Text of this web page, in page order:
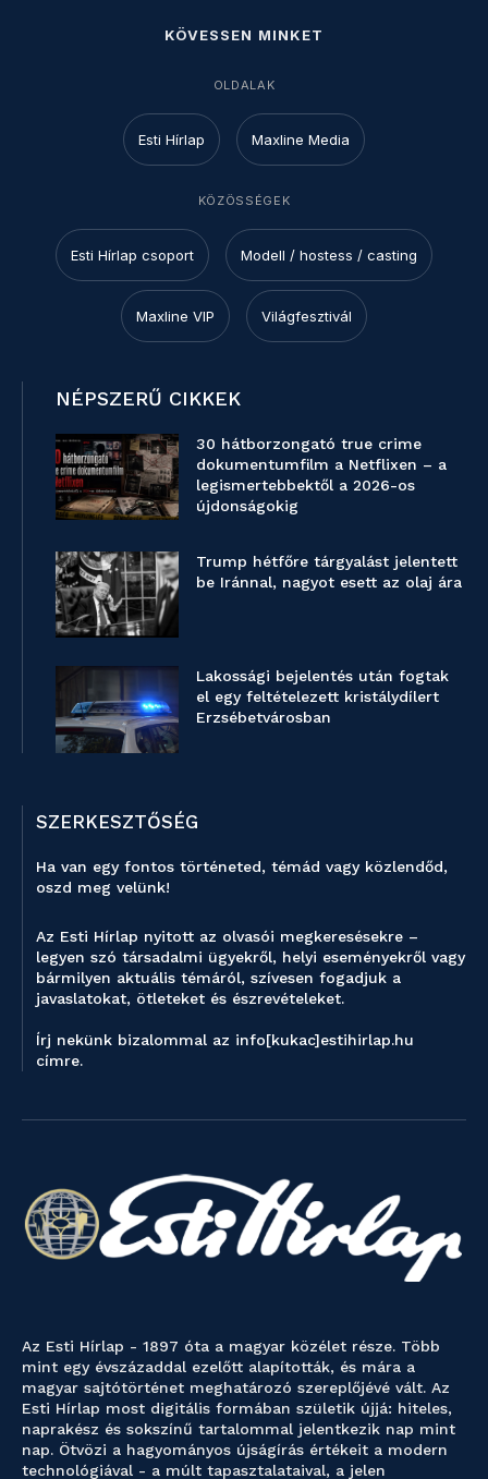
KÖVESSEN MINKET
OLDALAK
Esti Hírlap Maxline Media
KÖZÖSSÉGEK
Esti Hírlap csoport Modell / hostess / casting
Maxline VIP Világfesztivál
NÉPSZERŰ CIKKEK
30 hátborzongató true crime
dokumentumfilm a Netflixen – a
legismertebbektől a 2026-os
újdonságokig
Trump hétfőre tárgyalást jelentett
be Iránnal, nagyot esett az olaj ára
Lakossági bejelentés után fogtak
el egy feltételezett kristálydílert
Erzsébetvárosban
SZERKESZTŐSÉG
Ha van egy fontos történeted, témád vagy közlendőd,
oszd meg velünk!
Az Esti Hírlap nyitott az olvasói megkeresésekre –
legyen szó társadalmi ügyekről, helyi eseményekről vagy
bármilyen aktuális témáról, szívesen fogadjuk a
javaslatokat, ötleteket és észrevételeket.
Írj nekünk bizalommal az info[kukac]estihirlap.hu
címre.
Az Esti Hírlap - 1897 óta a magyar közélet része. Több
mint egy évszázaddal ezelőtt alapították, és mára a
magyar sajtótörténet meghatározó szereplőjévé vált. Az
Esti Hírlap most digitális formában születik újjá: hiteles,
naprakész és sokszínű tartalommal jelentkezik nap mint
nap. Ötvözi a hagyományos újságírás értékeit a modern
technológiával - a múlt tapasztalataival, a jelen